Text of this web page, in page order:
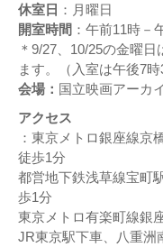
休室日 ：月曜日
開室時間 ：午前11時－
＊9/27、10/25の金曜
ます。（入室は午後7時
会場： 国立映画アーカ
アクセス
：東京メトロ銀座線京
徒歩1分
都営地下鉄浅草線宝町
歩1分
東京メトロ有楽町線銀
JR東京駅下車、八重洲